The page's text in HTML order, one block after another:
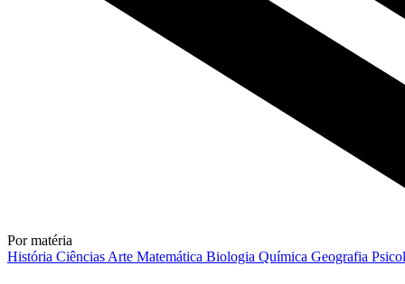
Por matéria
História Ciências Arte Matemática Biologia Química Geografia